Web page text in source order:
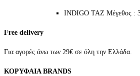
Οι
να
INDIGO TAZ Μέγεθος :
Free delivery
Για αγορές άνω των 29€ σε όλη την Ελλάδα.
ΚΟΡΥΦΑΙΑ BRANDS